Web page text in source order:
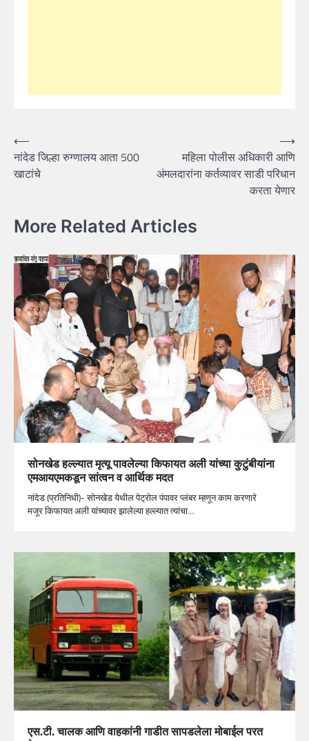
Post
navigation
⟵
नांदेड जिल्हा रुग्णालय आता 500
खाटांचे
महिला पोलीस अधिकारी आणि
अंमलदारांना कर्तव्यावर साडी परिधान
करता येणार
⟶
More Related Articles
सोनखेड हल्ल्यात मृत्यू पावलेल्या किफायत अली यांच्या कुटुंबीयांना
एमआयएमकडून सांत्वन व आर्थिक मदत
नांदेड (प्रतिनिधी)- सोनखेड येथील पेट्रोल पंपावर प्लंबर म्हणून काम करणारे
मजूर किफायत अली यांच्यावर झालेल्या हल्ल्यात त्यांचा…
एस.टी. चालक आणि वाहकांनी गाडीत सापडलेला मोबाईल परत